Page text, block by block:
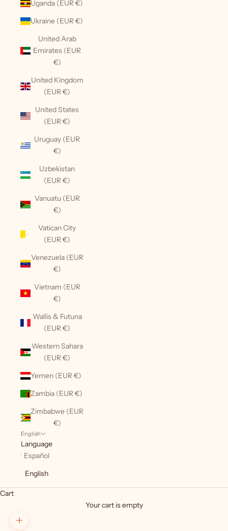
Uganda (EUR €)
Ukraine (EUR €)
United Arab
Emirates (EUR
€)
United Kingdom
(EUR €)
United States
(EUR €)
Uruguay (EUR
€)
Uzbekistan
(EUR €)
Vanuatu (EUR
€)
Vatican City
(EUR €)
Venezuela (EUR
€)
Vietnam (EUR
€)
Wallis & Futuna
(EUR €)
Western Sahara
(EUR €)
Yemen (EUR €)
Zambia (EUR €)
Zimbabwe (EUR
€)
English
Language
Español
English
Cart
Your cart is empty
Zoom picture